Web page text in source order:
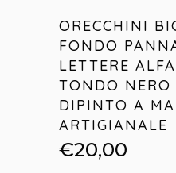
ORECCHINI
FONDO
LETTERE
TONDO
DIPINTO A
ARTIGIANALE
€20,00